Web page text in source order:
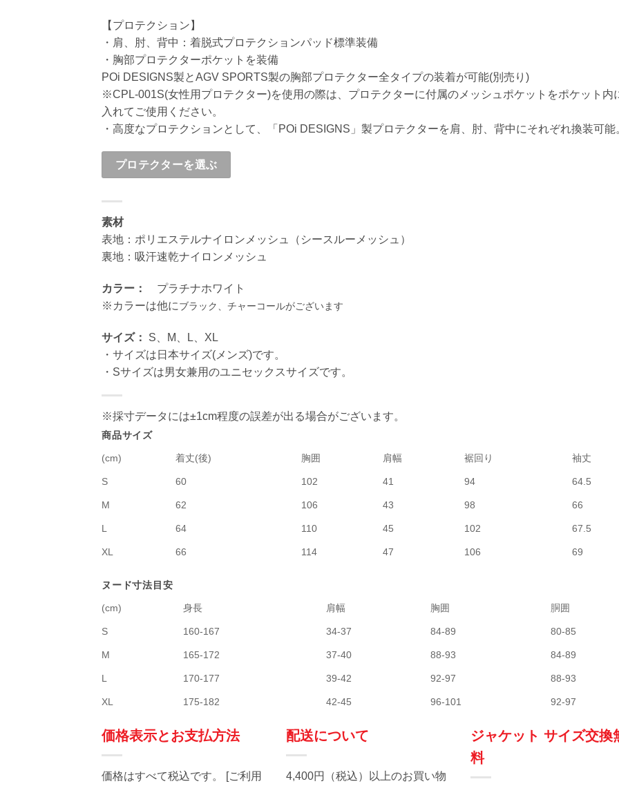
【プロテクション】
・肩、肘、背中：着脱式プロテクションパッド標準装備
・胸部プロテクターポケットを装備
POi DESIGNS製とAGV SPORTS製の胸部プロテクター全タイプの装着が可能(別売り)
※CPL-001S(女性用プロテクター)を使用の際は、プロテクターに付属のメッシュポケットをポケット内
入れてご使用ください。
・高度なプロテクションとして、「POi DESIGNS」製プロテクターを肩、肘、背中にそれぞれ換装可能
プロテクターを選ぶ
素材
表地：ポリエステルナイロンメッシュ（シースルーメッシュ）
裏地：吸汗速乾ナイロンメッシュ
カラー：
プラチナホワイト
※カラーは他にブラック、チャーコールがございます
サイズ： S、M、L、XL
・サイズは日本サイズ(メンズ)です。
・Sサイズは男女兼用のユニセックスサイズです。
※採寸データには±1cm程度の誤差が出る場合がございます。
商品サイズ
(cm) 着丈(後) 胸囲 肩幅 裾回り 袖丈
S 60 102 41 94 64.5
M 62 106 43 98 66
L 64 110 45 102 67.5
XL 66 114 47 106 69
ヌード寸法目安
(cm) 身長 肩幅 胸囲 胴囲
S 160-167 34-37 84-89 80-85
M 165-172 37-40 88-93 84-89
L 170-177 39-42 92-97 88-93
XL 175-182 42-45 96-101 92-97
価格表示とお支払方法
価格はすべて税込です。 [ご利用
配送について
4,400円（税込）以上のお買い物
ジャケット サイズ交換
料